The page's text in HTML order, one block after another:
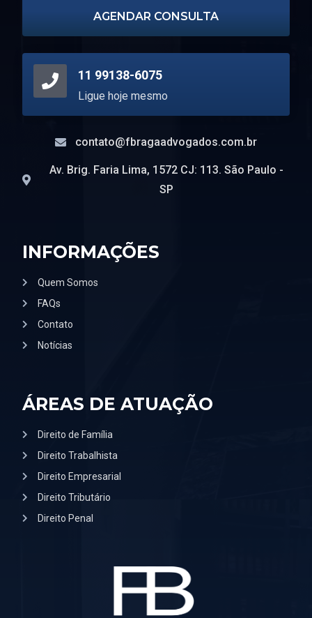
ÁREAS DE ATUAÇÃO
Direito de Família
Direito Trabalhista
Direito Empresarial
Direito Tributário
Direito Penal
INFORMAÇÕES
Quem Somos
FAQs
Contato
Notícias
AGENDAR CONSULTA
11 99138-6075
Ligue hoje mesmo
contato@fbragaadvogados.com.br
Av. Brig. Faria Lima, 1572 CJ: 113. São Paulo -
SP